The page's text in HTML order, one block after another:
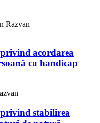
Razvan
acordarea
cu handicap
stabilirea